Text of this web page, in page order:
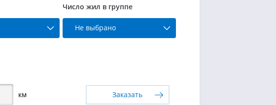
Число жил в группе
Не выбрано
км Заказать